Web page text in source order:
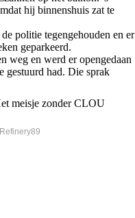
hij binnenshuis zat te
politie tegengehouden en er
geparkeerd.
weg en werd er opengedaan
gestuurd had. Die sprak
meisje zonder CLOU